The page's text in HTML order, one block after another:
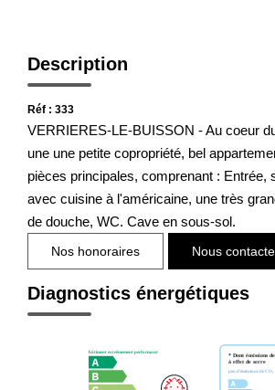
Description
Réf : 333
VERRIERES-LE-BUISSON - Au coeur
une une petite copropriété, bel
pièces principales, comprenant : Entrée,
avec cuisine à l'américaine, une très
de douche, WC. Cave en sous-sol.
Nos honoraires Nous
Diagnostics énergétiques